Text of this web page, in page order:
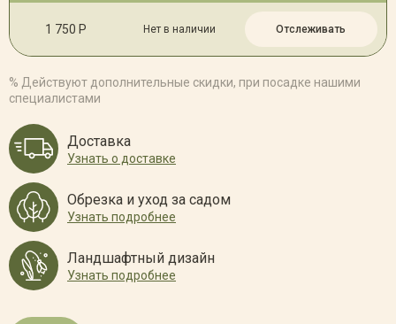
1 750 Р Нет в наличии Отслеживать
% Действуют дополнительные скидки, при посадке нашими
специалистами
Доставка
Узнать о доставке
Обрезка и уход за садом
Узнать подробнее
Ландшафтный дизайн
Узнать подробнее